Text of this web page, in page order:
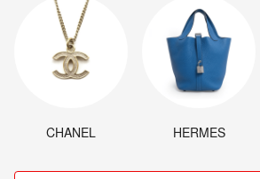
CHANEL HERMES